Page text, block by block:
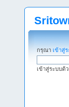
กรุณา เข้าสู่
เข้าสู่ระบบด้